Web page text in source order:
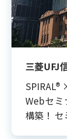
三菱UFJ
Webセ
構築！